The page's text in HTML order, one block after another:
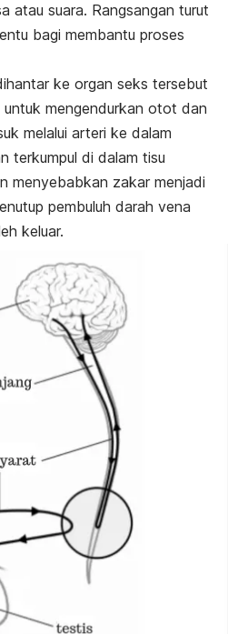
atau suara. Rangsangan turut
bagi membantu proses
ke organ seks tersebut
untuk mengendurkan otot dan
melalui arteri ke dalam
terkumpul di dalam tisu
menyebabkan zakar menjadi
pembuluh darah vena
keluar.